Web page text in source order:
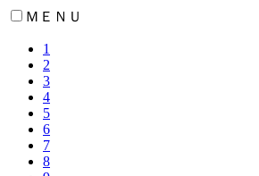
ＭＥＮＵ
1
2
3
4
5
6
7
8